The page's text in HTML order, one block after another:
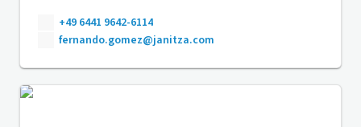
+49 6441 9642-6114
fernando.gomez@janitza.com